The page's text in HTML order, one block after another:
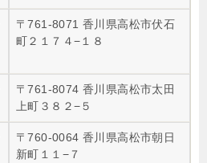
〒761-8071 香川県高松市伏石
町２１７４−１８
〒761-8074 香川県高松市太田
上町３８２−５
〒760-0064 香川県高松市朝日
新町１１−７